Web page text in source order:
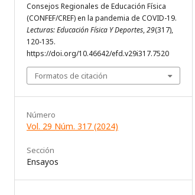
Consejos Regionales de Educación Física
(CONFEF/CREF) en la pandemia de COVID-19.
Lecturas: Educación Física Y Deportes,29(317),
120-135.
https://doi.org/10.46642/efd.v29i317.7520
Formatos de citación
Número
Vol. 29 Núm. 317 (2024)
Sección
Ensayos